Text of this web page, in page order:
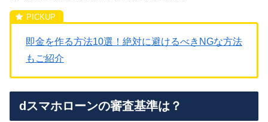
即金を作る方法10選！絶対に避けるべきNGな方法
もご紹介
dスマホローンの審査基準は？